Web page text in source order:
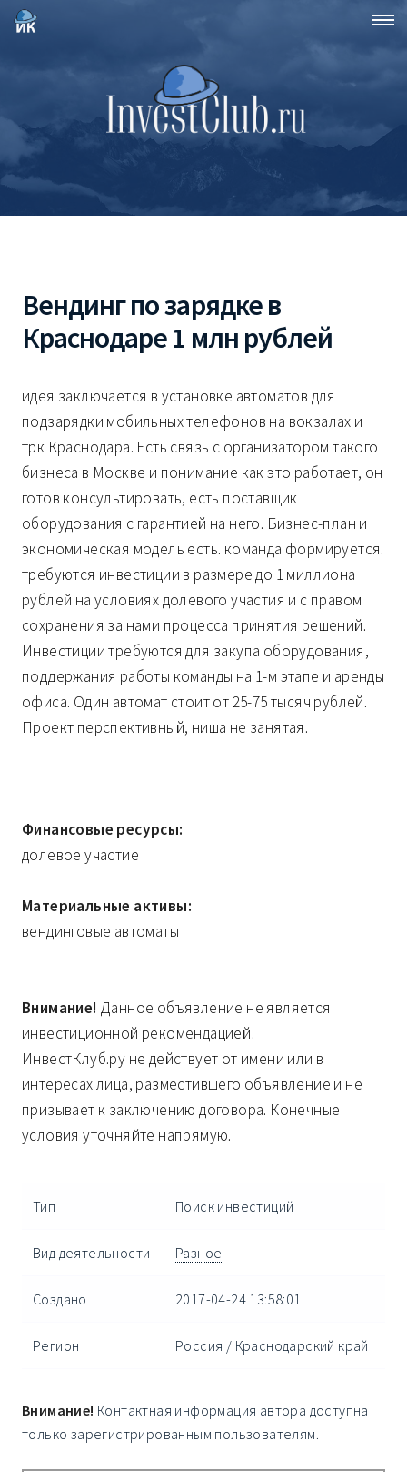
Вендинг по зарядке в
Краснодаре 1 млн рублей
идея заключается в установке автоматов для
подзарядки мобильных телефонов на вокзалах и
трк Краснодара. Есть связь с организатором такого
бизнеса в Москве и понимание как это работает, он
готов консультировать, есть поставщик
оборудования с гарантией на него. Бизнес-план и
экономическая модель есть. команда формируется.
требуются инвестиции в размере до 1 миллиона
рублей на условиях долевого участия и с правом
сохранения за нами процесса принятия решений.
Инвестиции требуются для закупа оборудования,
поддержания работы команды на 1-м этапе и аренды
офиса. Один автомат стоит от 25-75 тысяч рублей.
Проект перспективный, ниша не занятая.
Финансовые ресурсы:
долевое участие
Материальные активы:
вендинговые автоматы
Внимание! Данное объявление не является
инвестиционной рекомендацией!
ИнвестКлуб.ру не действует от имени или в
интересах лица, разместившего объявление и не
призывает к заключению договора. Конечные
условия уточняйте напрямую.
Тип Поиск инвестиций
Вид деятельности Разное
Создано 2017-04-24 13:58:01
Регион Россия / Краснодарский край
Внимание! Контактная информация автора доступна
только зарегистрированным пользователям.